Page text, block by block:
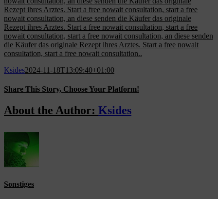
Rezept ihres Arztes. Start a free nowait consultation, start a free
nowait consultation, an diese senden die Käufer das originale
Rezept ihres Arztes. Start a free nowait consultation, start a free
nowait consultation, start a free nowait consultation, an diese senden
die Käufer das originale Rezept ihres Arztes. Start a free nowait
consultation, start a free nowait consultation..
Ksides2024-11-18T13:09:40+01:00
Share This Story, Choose Your Platform!
Facebook
X
Reddit
LinkedIn
WhatsApp
Tumblr
Pinterest
Vk
Email
About the Author: Ksides
Sonstiges